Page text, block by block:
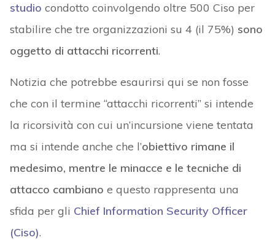
studio condotto coinvolgendo oltre 500 Ciso per
stabilire che tre organizzazioni su 4 (il 75%) sono
oggetto di attacchi ricorrenti.
Notizia che potrebbe esaurirsi qui se non fosse
che con il termine “attacchi ricorrenti” si intende
la ricorsività con cui un’incursione viene tentata
ma si intende anche che l’obiettivo rimane il
medesimo, mentre le minacce e le tecniche di
attacco cambiano e questo rappresenta una
sfida per gli Chief Information Security Officer
(Ciso).